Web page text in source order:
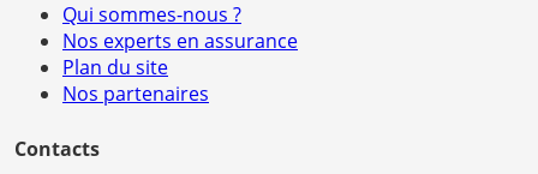
Qui sommes-nous ?
Nos experts en assurance
Plan du site
Nos partenaires
Contacts